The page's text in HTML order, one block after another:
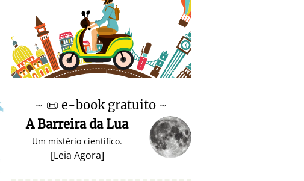
♥ Marish
~ 📜 e-book gratuito ~
A Barreira da Lua
Um mistério científico.
[Leia Agora]